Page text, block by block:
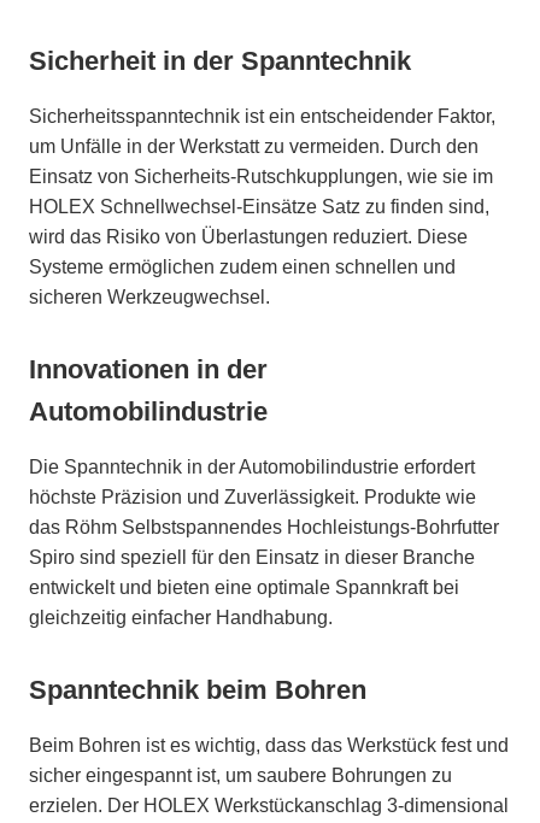
Sicherheit in der Spanntechnik
Sicherheitsspanntechnik ist ein entscheidender Faktor,
um Unfälle in der Werkstatt zu vermeiden. Durch den
Einsatz von Sicherheits-Rutschkupplungen, wie sie im
HOLEX Schnellwechsel-Einsätze Satz zu finden sind,
wird das Risiko von Überlastungen reduziert. Diese
Systeme ermöglichen zudem einen schnellen und
sicheren Werkzeugwechsel.
Innovationen in der
Automobilindustrie
Die Spanntechnik in der Automobilindustrie erfordert
höchste Präzision und Zuverlässigkeit. Produkte wie
das Röhm Selbstspannendes Hochleistungs-Bohrfutter
Spiro sind speziell für den Einsatz in dieser Branche
entwickelt und bieten eine optimale Spannkraft bei
gleichzeitig einfacher Handhabung.
Spanntechnik beim Bohren
Beim Bohren ist es wichtig, dass das Werkstück fest und
sicher eingespannt ist, um saubere Bohrungen zu
erzielen. Der HOLEX Werkstückanschlag 3-dimensional